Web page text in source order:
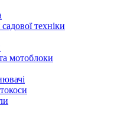
техніки
мотоблоки